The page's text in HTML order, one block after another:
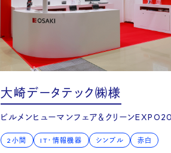
大崎データテック㈱様
ビルメンヒューマンフェア＆クリーン
2小間 IT・情報機器 シンプル 赤白